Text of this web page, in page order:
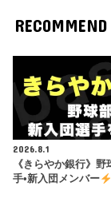
RECOMMEND
2026.8.1
《きらやか銀行》
手•新入団メンバー